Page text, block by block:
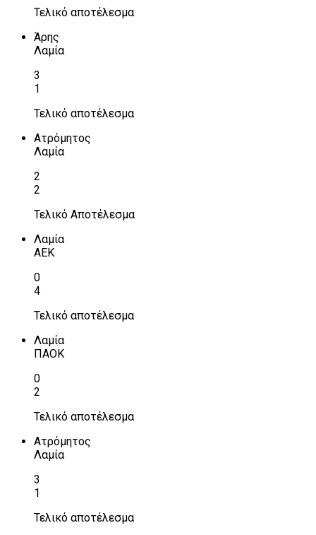
Τελικό αποτέλεσμα
Άρης
Λαμία
3
1
Τελικό αποτέλεσμα
Ατρόμητος
Λαμία
2
2
Τελικό Αποτέλεσμα
Λαμία
ΑΕΚ
0
4
Τελικό αποτέλεσμα
Λαμία
ΠΑΟΚ
0
2
Τελικό αποτέλεσμα
Ατρόμητος
Λαμία
3
1
Τελικό αποτέλεσμα